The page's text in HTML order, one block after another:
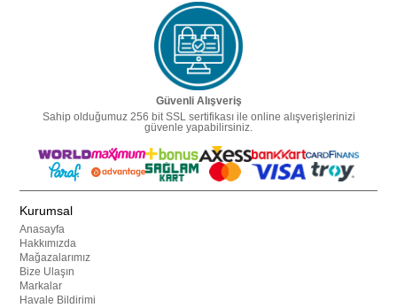
Güvenli Alışveriş
Sahip olduğumuz 256 bit SSL sertifikası ile online alışverişlerinizi
güvenle yapabilirsiniz.
Kurumsal
Anasayfa
Hakkımızda
Mağazalarımız
Bize Ulaşın
Markalar
Havale Bildirimi